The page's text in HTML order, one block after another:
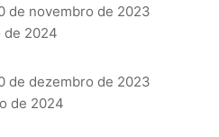
de novembro de 2023
de 2024
de dezembro de 2023
de 2024